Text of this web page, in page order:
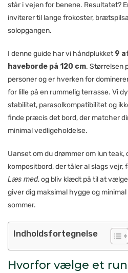
står i vejen for benene. Resultatet?
inviterer til lange frokoster,
solopgangen.
I denne guide har vi håndplukket9
haveborde på 120 cm. Størrelsen
personer og er hverken for
for lille på en rummelig terrasse. Vi
stabilitet, parasolkompatibilitet og
finde præcis det bord, der matcher
minimal vedligeholdelse.
Uanset om du drømmer om lun teak,
kompositbord, der tåler al slags vejr,
Læs med, og bliv klædt på til at
giver dig maksimal hygge og
sommer.
Indholdsfortegnelse
Hvorfor vælge et